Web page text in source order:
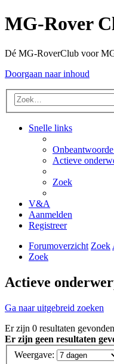
MG-Rover
Dé MG-RoverClub voor
Doorgaan naar inhoud
Snelle links
Actieve
Zoek
V&A
Aanmelden
Registreer
Forumoverzicht Zoek
Zoek
Actieve
Ga naar uitgebreid zoeken
Er zijn 0 resultaten
Er zijn geen resultaten
Weergave: